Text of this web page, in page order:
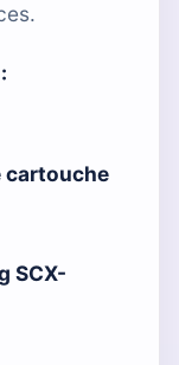
cartouche
SCX-